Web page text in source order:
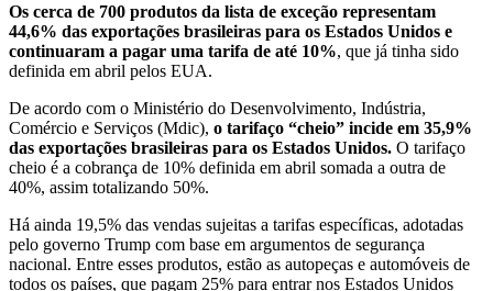
Os cerca de 700 produtos da lista de exceção representam
44,6% das exportações brasileiras para os Estados Unidos e
continuaram a pagar uma tarifa de até 10%, que já tinha sido
definida em abril pelos EUA.
De acordo com o Ministério do Desenvolvimento, Indústria,
Comércio e Serviços (Mdic), o tarifaço “cheio” incide em 35,9%
das exportações brasileiras para os Estados Unidos. O tarifaço
cheio é a cobrança de 10% definida em abril somada a outra de
40%, assim totalizando 50%.
Há ainda 19,5% das vendas sujeitas a tarifas específicas, adotadas
pelo governo Trump com base em argumentos de segurança
nacional. Entre esses produtos, estão as autopeças e automóveis de
todos os países, que pagam 25% para entrar nos Estados Unidos